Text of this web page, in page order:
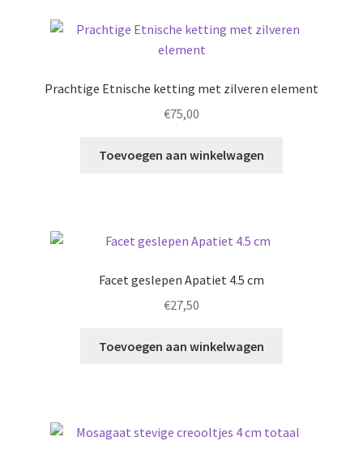
Prachtige Etnische ketting met zilveren element
€75,00
Toevoegen aan winkelwagen
Facet geslepen Apatiet 4.5 cm
€27,50
Toevoegen aan winkelwagen